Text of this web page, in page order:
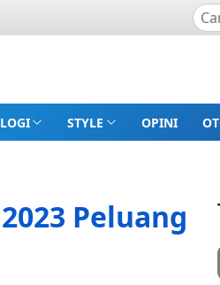
STYLE OPINI
Peluang